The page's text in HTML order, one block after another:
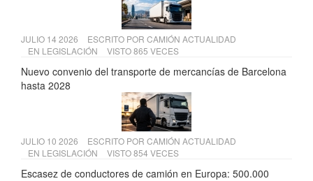
JULIO 14 2026 ESCRITO POR CAMIÓN ACTUALIDAD
EN LEGISLACIÓN VISTO 865 VECES
Nuevo convenio del transporte de mercancías de Barcelona
hasta 2028
JULIO 10 2026 ESCRITO POR CAMIÓN ACTUALIDAD
EN LEGISLACIÓN VISTO 854 VECES
Escasez de conductores de camión en Europa: 500.000